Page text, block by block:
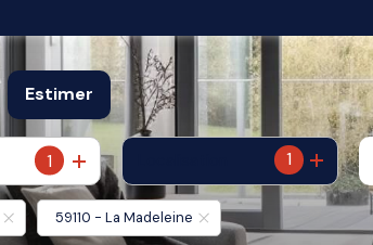
Estimer
1 1
59110 - La Madeleine